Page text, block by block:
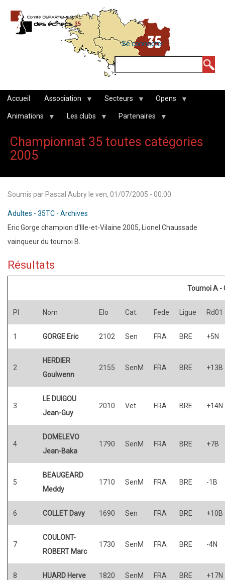
contenu
MENU
DU
COMPTE
DE
Se connecter
Accueil Association Secteurs Opens
Animations Les clubs Partenaires
Championnat 35 toutes catégories
2005
Soumis par Pascal Aubry le ven, 01/07/2005 - 00:00
Adultes - 35TC - Archives
Eric Gorge champion d'Ille-et-Vilaine 2005, Lionel Chaussade
vainqueur du tournoi B.
Résultats
Tournoi A -
Pl Nom Elo Cat. Fede Ligue Rd01
1 GORGE Eric 2102 Sen FRA BRE +5N
2
HERDIER
Goulwenn
2155 SenM FRA BRE +13B
3
LE DUIGOU
Jean-Guy
2010 Vet FRA BRE +14N
4
DOMELEVO
Jean-Baka
1790 SenM FRA BRE +7B
5
BEAUGEARD
Meddy
1710 SenM FRA BRE -1B
6 COLLET Davy 1690 Sen FRA BRE +10B
7
COULONT-
ROBERT Marc
1730 SenM FRA BRE -4N
8 HUARD Herve 1820 SenM FRA BRE +17N